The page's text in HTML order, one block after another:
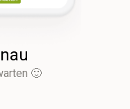
🙂